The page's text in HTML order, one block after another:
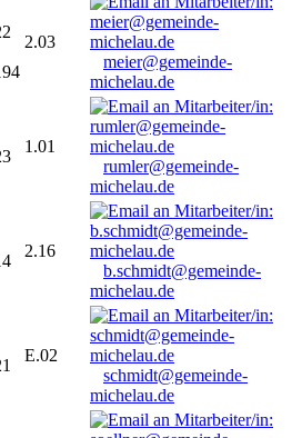
2.03
meier@gemeinde-
michelau.de
1.01
rumler@gemeinde-
michelau.de
2.16
b.schmidt@gemeinde-
michelau.de
E.02
schmidt@gemeinde-
michelau.de